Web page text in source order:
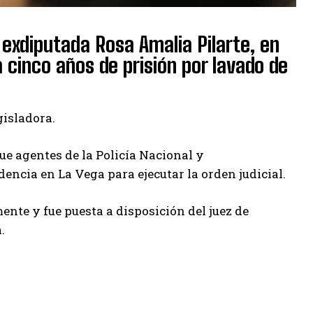
Rosa Amalia Pilarte, en
años de prisión por lavado de
agentes de la Policía Nacional y
en La Vega para ejecutar la orden judicial.
y fue puesta a disposición del juez de